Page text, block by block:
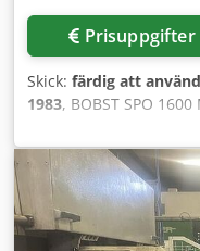
Prisuppgifter
Skick: färdig att
1983, BOBST SPO
1983 Max längd: 1
Fullständigt renoverad
Centrallinje